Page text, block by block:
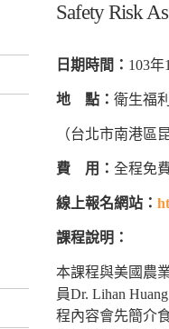
Safety Risk
日期時間： 103
地 點： 衛生福
（台北市南港區
費 用： 全程免
線上報名網站：
課程說明：
本課程與美國農
員Dr. Lihan
程內容會先簡介